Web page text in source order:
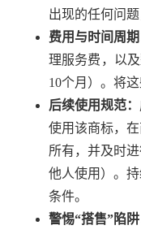
出现的任何问
费用与时间周期
理服务费，以
10个月）。将
后续使用规范：
使用该商标，
所有，并及时
他人使用）。
条件。
警惕“搭售”陷阱